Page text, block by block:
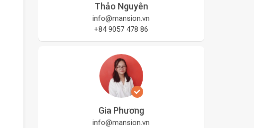
Thảo Nguyên
info@mansion.vn
+84 9057 478 86
Gia Phương
info@mansion.vn